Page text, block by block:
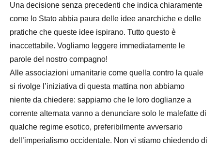
Una decisione senza precedenti che indica chiaramente
come lo Stato abbia paura delle idee anarchiche e delle
pratiche che queste idee ispirano. Tutto questo è
inaccettabile. Vogliamo leggere immediatamente le
parole del nostro compagno!
Alle associazioni umanitarie come quella contro la quale
si rivolge l’iniziativa di questa mattina non abbiamo
niente da chiedere: sappiamo che le loro doglianze a
corrente alternata vanno a denunciare solo le malefatte di
qualche regime esotico, preferibilmente avversario
dell’imperialismo occidentale. Non vi stiamo chiedendo di